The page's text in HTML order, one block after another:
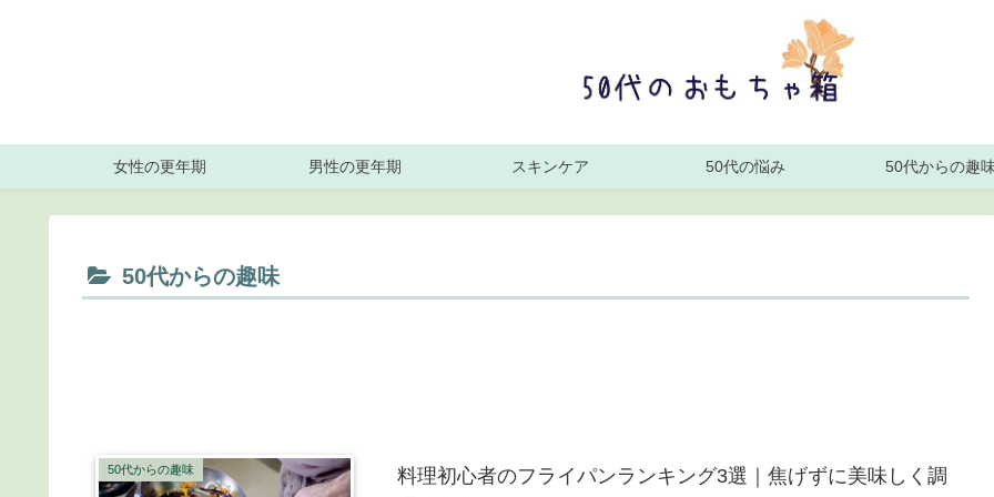
女性の更年期 男性の更年期 スキンケア 50代の悩み 50代からの趣
50代からの趣味
50代からの趣味
料理初心者のフライパンランキング3選｜焦げずに美味しく調